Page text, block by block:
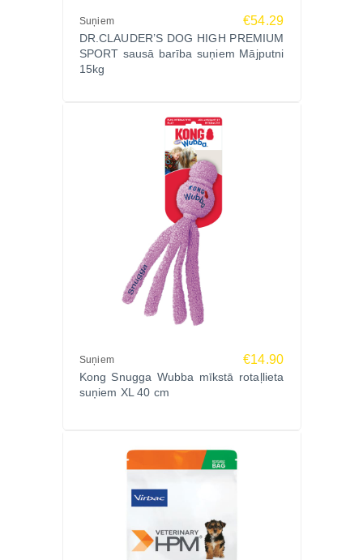
Suņiem €54.29
DR.CLAUDER’S DOG HIGH PREMIUM
SPORT sausā barība suņiem Mājputni
15kg
Suņiem €14.90
Kong Snugga Wubba mīkstā rotaļlieta
suņiem XL 40 cm